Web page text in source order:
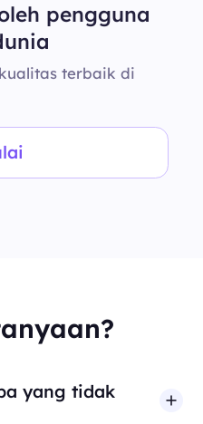
pengguna
terbaik di
yang tidak